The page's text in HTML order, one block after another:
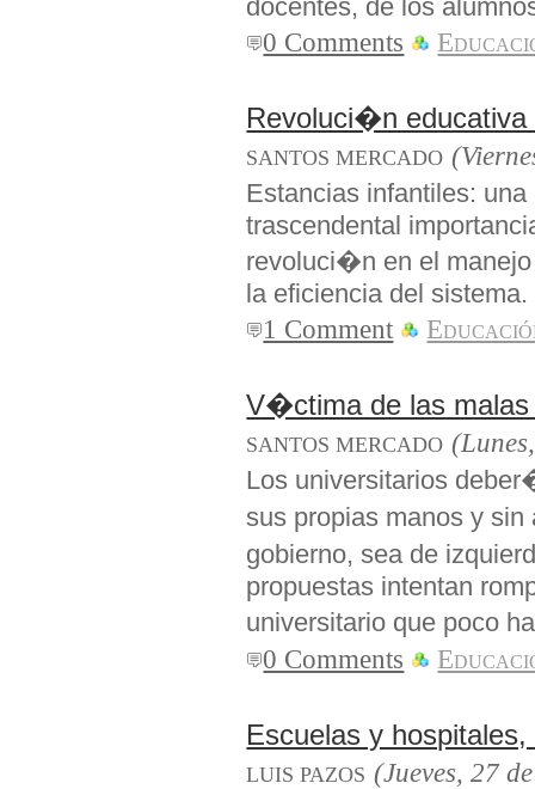
docentes, de los
0 Comments
Revoluci�n
SANTOS MERCADO
Estancias infantiles:
trascendental
revoluci�n en el
la eficiencia del sistema.
1 Comment
V�ctima de las malas
SANTOS MERCADO
Los universitarios
sus propias manos y
gobierno, sea de
propuestas intentan
universitario que poco
0 Comments
Escuelas y
LUIS PAZOS (Jueves, 27